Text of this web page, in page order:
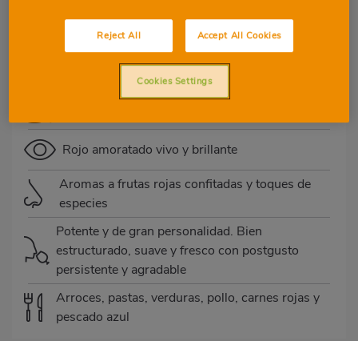
MONASTRELL PETIT VERDOT
Rojo amoratado vivo y brillante
Aromas a frutas rojas confitadas y toques de
especies
Potente y de gran personalidad. Bien
estructurado, suave y fresco con postgusto
persistente y agradable
Arroces, pastas, verduras, pollo, carnes rojas y
pescado azul
Reject All Accept All Cookies
Cookies Settings